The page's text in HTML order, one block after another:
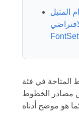
المثيل
مصادر الخطوط